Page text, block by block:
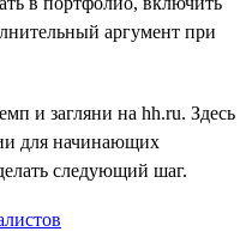
аргумент при
и загляни на hh.ru. Здесь
для начинающих
следующий шаг.